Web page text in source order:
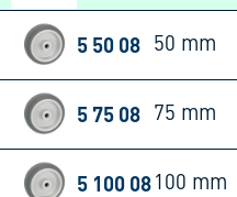
5 50 08 50 mm
5 75 08 75 mm
5 100 08 100 mm